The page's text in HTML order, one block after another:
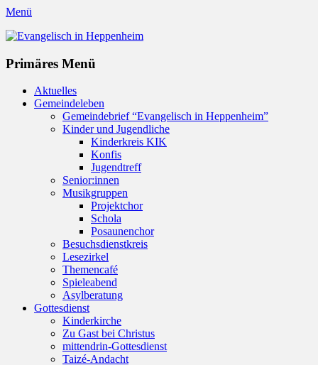
Menü
Evangelisch in Heppenheim
Primäres Menü
Zum
Inhalt
Aktuelles
Gemeindeleben
Gemeindebrief “Evangelisch in Heppenheim”
Kinder und Jugendliche
Kinderkreis KIK
Konfis
Jugendtreff
Senior:innen
Musikgruppen
Projektchor
Schola
Posaunenchor
Besuchsdienstkreis
Lesezirkel
Themencafé
Spieleabend
Asylberatung
Gottesdienst
Kinderkirche
Zu Gast bei Christus
mittendrin-Gottesdienst
Taizé-Andacht